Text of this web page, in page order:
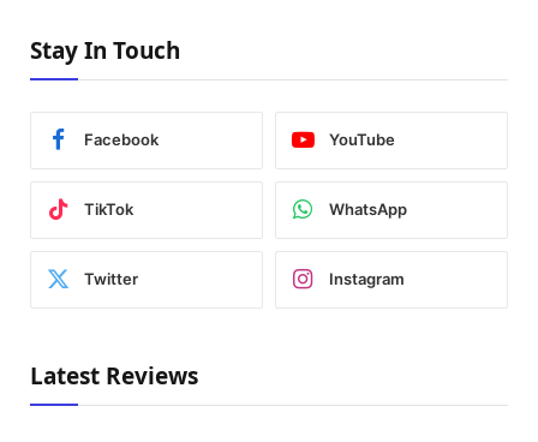
Stay In Touch
Facebook YouTube
TikTok WhatsApp
Twitter Instagram
Latest Reviews